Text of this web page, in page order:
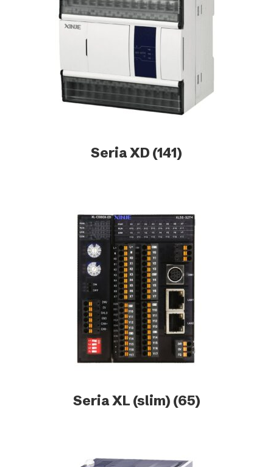
Seria XD (141)
Seria XL (slim) (65)